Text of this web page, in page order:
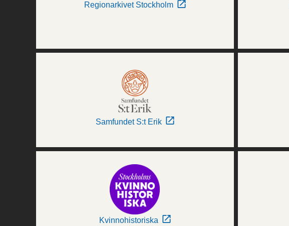
Regionarkivet Stockholm
Samfundet S:t Erik
Kvinnohistoriska